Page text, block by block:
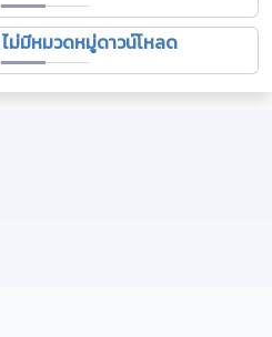
ไม่มีหมวดหมู่ดาวน์โหลด